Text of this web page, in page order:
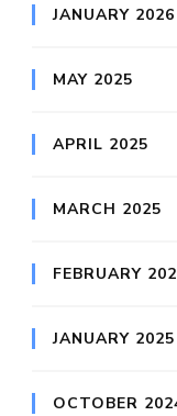
JANUARY 2026
MAY 2025
APRIL 2025
MARCH 2025
FEBRUARY
JANUARY 2025
OCTOBER